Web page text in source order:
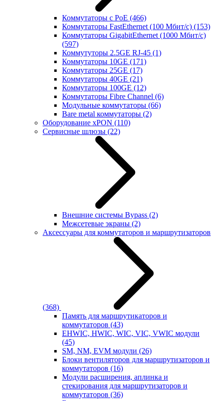
Коммутаторы с PoE (466)
Коммутаторы FastEthernet (100 Мбит/с) (153)
Коммутаторы GigabitEthernet (1000 Мбит/с)
(597)
Коммутуторы 2.5GE RJ-45 (1)
Коммутаторы 10GE (171)
Коммутаторы 25GE (17)
Коммутаторы 40GE (21)
Коммутаторы 100GE (12)
Коммутаторы Fibre Channel (6)
Модульные коммутаторы (66)
Bare metal коммутаторы (2)
Оборудование xPON (110)
Сервисные шлюзы (22)
Внешние системы Bypass (2)
Межсетевые экраны (2)
Аксессуары для коммутаторов и маршрутизаторов
(368)
Память для маршрутикаторов и
коммутаторов (43)
EHWIC, HWIC, WIC, VIC, VWIC модули
(45)
SM, NM, EVM модули (26)
Блоки вентиляторов для маршрутизаторов и
коммутаторов (16)
Модули расширения, аплинка и
стекирования для маршрутизаторов и
коммутаторов (36)